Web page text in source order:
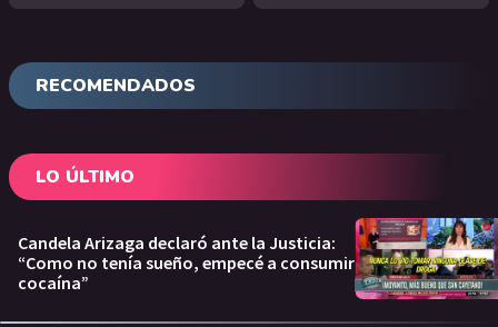
RECOMENDADOS
LO ÚLTIMO
Candela Arizaga declaró ante la Justicia:
“Como no tenía sueño, empecé a consumir
cocaína”